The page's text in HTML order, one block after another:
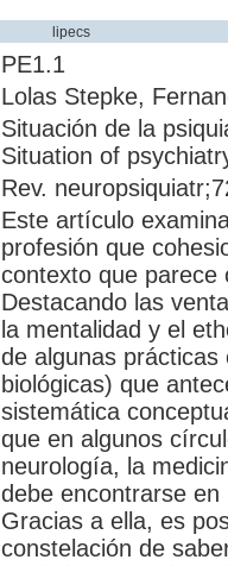
lipecs
PE1.1
Lolas Stepke,
Situación de la
Situation of
Rev.
Este artículo
profesión que
contexto que parece
Destacando las
la mentalidad y el
de algunas prácticas
biológicas) que
sistemática
que en algunos
neurología, la
debe encontrarse
Gracias a ella, es
constelación de